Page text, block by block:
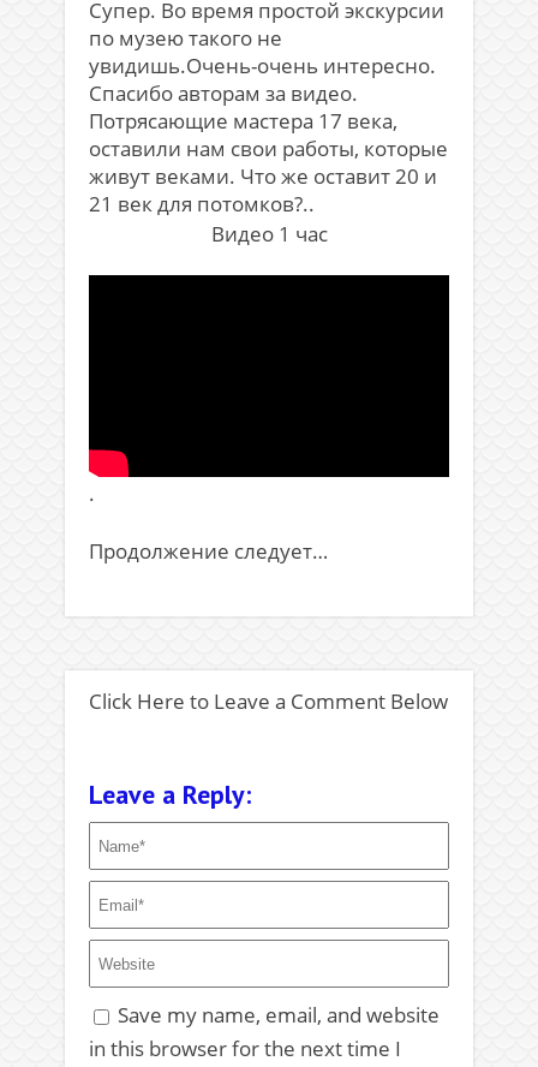
Супер. Во время простой экскурсии
по музею такого не
увидишь.Очень-очень интересно.
Спасибо авторам за видео.
Потрясающие мастера 17 века,
оставили нам свои работы, которые
живут веками. Что же оставит 20 и
21 век для потомков?..
Видео 1 час
.
Продолжение следует…
Click Here to Leave a Comment Below
Leave a Reply:
Save my name, email, and website
in this browser for the next time I